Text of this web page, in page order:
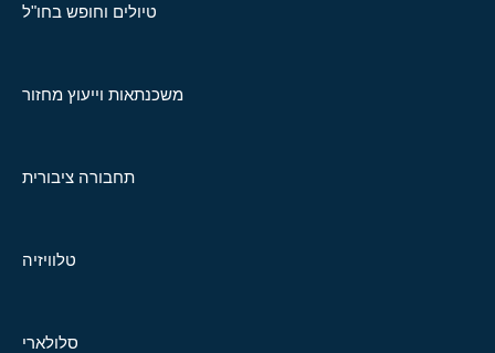
טיולים וחופש בחו"ל
משכנתאות וייעוץ מחזור
תחבורה ציבורית
טלוויזיה
סלולארי